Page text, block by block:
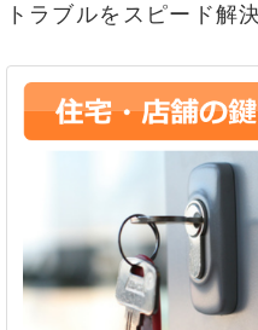
トラブルをスピード解